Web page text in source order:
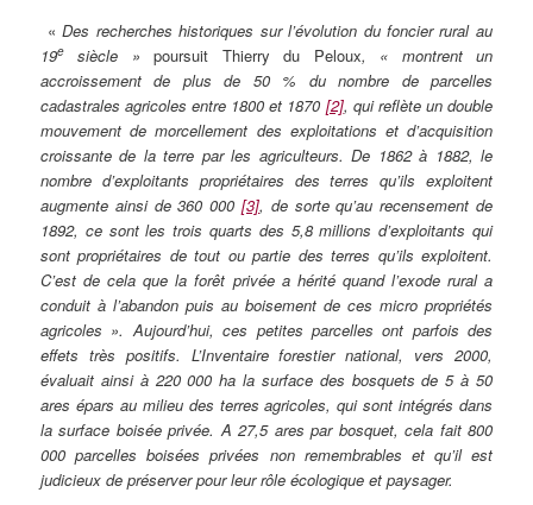
«Des recherches historiques sur l’évolution du foncier rural au
19e siècle » poursuit Thierry du Peloux, « montrent un
accroissement de plus de 50 % du nombre de parcelles
cadastrales agricoles entre 1800 et 1870 [2], qui reflète un double
mouvement de morcellement des exploitations et d’acquisition
croissante de la terre par les agriculteurs. De 1862 à 1882, le
nombre d’exploitants propriétaires des terres qu’ils exploitent
augmente ainsi de 360 000 [3], de sorte qu’au recensement de
1892, ce sont les trois quarts des 5,8 millions d’exploitants qui
sont propriétaires de tout ou partie des terres qu’ils exploitent.
C’est de cela que la forêt privée a hérité quand l’exode rural a
conduit à l’abandon puis au boisement de ces micro propriétés
agricoles ». Aujourd’hui, ces petites parcelles ont parfois des
effets très positifs. L’Inventaire forestier national, vers 2000,
évaluait ainsi à 220 000 ha la surface des bosquets de 5 à 50
ares épars au milieu des terres agricoles, qui sont intégrés dans
la surface boisée privée. A 27,5 ares par bosquet, cela fait 800
000 parcelles boisées privées non remembrables et qu’il est
judicieux de préserver pour leur rôle écologique et paysager.